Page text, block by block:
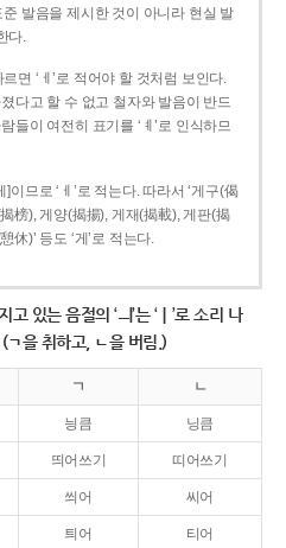
발음을 제시한 것이 아니라 현실 발
다.
면 ‘ㅔ’로 적어야 할 것처럼 보인다.
다고 할 수 없고 철자와 발음이 반드
들이 여전히 표기를 ‘ㅖ’로 인식하므
]이므로 ‘ㅔ’로 적는다. 따라서 ‘게구(偈
榜), 게양(揭揚), 게재(揭載), 게판(揭
休)’ 등도 ‘게’로 적는다.
고 있는 음절의 ‘ㅢ’는 ‘ㅣ’로 소리 나
ㄱ을 취하고, ㄴ을 버림.)
ㄱ ㄴ
닁큼 닝큼
띄어쓰기 띠어쓰기
씌어 씨어
틔어 티어